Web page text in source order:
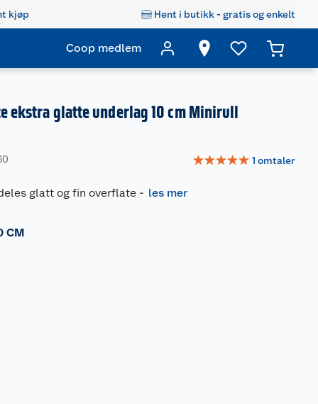
kjøp Hent i butikk - gratis og enkelt
Coop medlem
ekstra glatte underlag 10 cm Minirull
☆☆☆☆☆ 1 omtaler
glatt og fin overflate - les mer
CM